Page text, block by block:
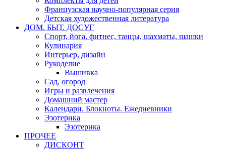
Французская научно-популярная серия
Детская художественная литература
ДОМ. БЫТ. ДОСУГ
Спорт, йога, фитнес, танцы, шахматы, шашки
Кулинария
Интерьер, дизайн
Рукоделие
Вышивка
Сад, огород
Игры и развлечения
Домашний мастер
Календари. Блокноты. Ежедневники
Эзотерика
Эзотерика
ПРОЧЕЕ
ДИСКОНТ